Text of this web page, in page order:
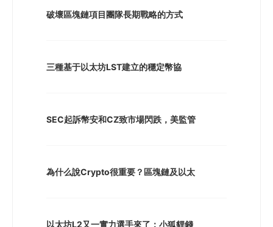
破壞區塊鏈項目團隊長期戰略的方式
三種基于以太坊LST建立的穩定幣協
SEC起訴幣安和CZ致市場閃跌，美監管
為什么說Crypto很重要？區塊鏈及以太
以太坊L2又一實力選手來了：小狐貍錢